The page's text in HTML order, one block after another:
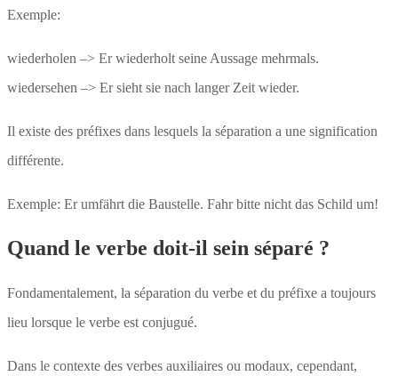
Exemple:
wiederholen –> Er wiederholt seine Aussage mehrmals.
wiedersehen –> Er sieht sie nach langer Zeit wieder.
Il existe des préfixes dans lesquels la séparation a une signification
différente.
Exemple: Er umfährt die Baustelle. Fahr bitte nicht das Schild um!
Quand le verbe doit-il sein séparé ?
Fondamentalement, la séparation du verbe et du préfixe a toujours
lieu lorsque le verbe est conjugué.
Dans le contexte des verbes auxiliaires ou modaux, cependant,